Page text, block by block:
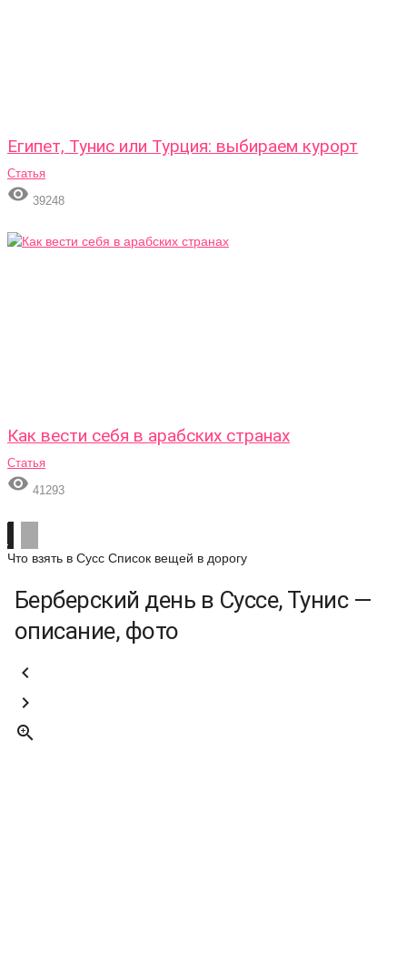
Египет, Тунис или Турция: выбираем курорт
Статья
 39248
Как вести себя в арабских странах
Статья
 41293
Что взять в Сусс Список вещей в дорогу
Берберский день в Суссе, Тунис —
описание, фото


